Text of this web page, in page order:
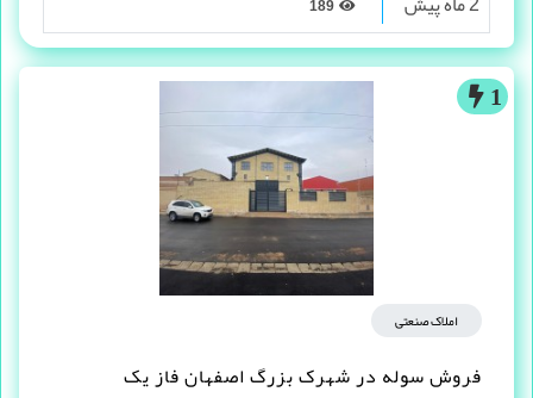
1
املاک صنعتی
فروش سوله در شهرک بزرگ اصفهان فاز یک